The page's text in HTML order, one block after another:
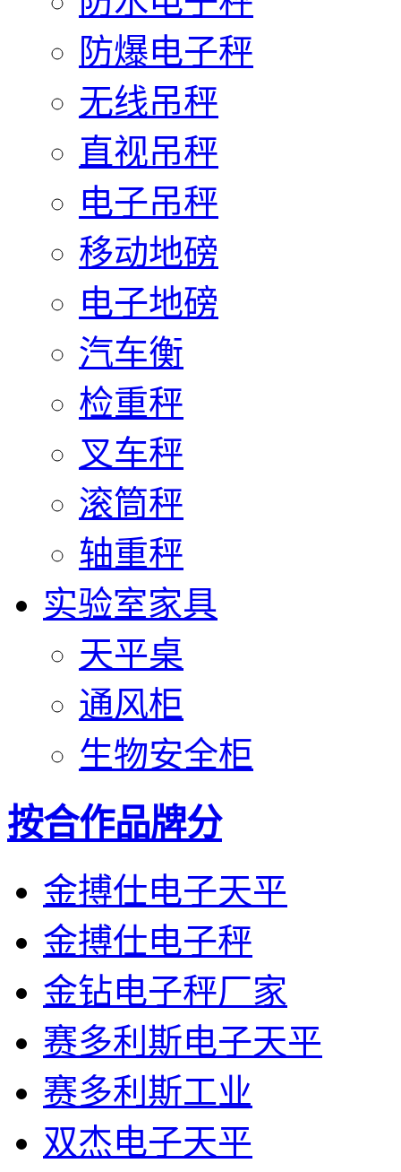
防爆电子秤
无线吊秤
直视吊秤
电子吊秤
移动地磅
电子地磅
汽车衡
检重秤
叉车秤
滚筒秤
轴重秤
实验室家具
天平桌
通风柜
生物安全柜
按合作品牌分
金搏仕电子天平
金搏仕电子秤
金钻电子秤厂家
赛多利斯电子天平
赛多利斯工业
双杰电子天平